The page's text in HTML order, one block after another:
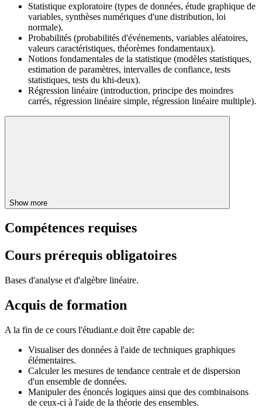
Statistique exploratoire (types de données, étude graphique de
variables, synthèses numériques d'une distribution, loi
normale).
Probabilités (probabilités d'événements, variables aléatoires,
valeurs caractéristiques, théorèmes fondamentaux).
Notions fondamentales de la statistique (modèles statistiques,
estimation de paramètres, intervalles de confiance, tests
statistiques, tests du khi-deux).
Régression linéaire (introduction, principe des moindres
carrés, régression linéaire simple, régression linéaire multiple).
Show more
Compétences requises
Cours prérequis obligatoires
Bases d'analyse et d'algèbre linéaire.
Acquis de formation
A la fin de ce cours l'étudiant.e doit être capable de:
Visualiser des données à l'aide de techniques graphiques
élémentaires.
Calculer les mesures de tendance centrale et de dispersion
d'un ensemble de données.
Manipuler des énoncés logiques ainsi que des combinaisons
de ceux-ci à l'aide de la théorie des ensembles.